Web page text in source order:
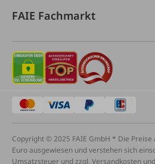
FAIE Fachmarkt
Copyright © 2025 FAIE GmbH * Die
Euro ausgewiesen und verstehen sich
Umsatzsteuer und zzgl. Versandkosten